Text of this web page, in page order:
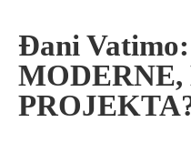
Đani